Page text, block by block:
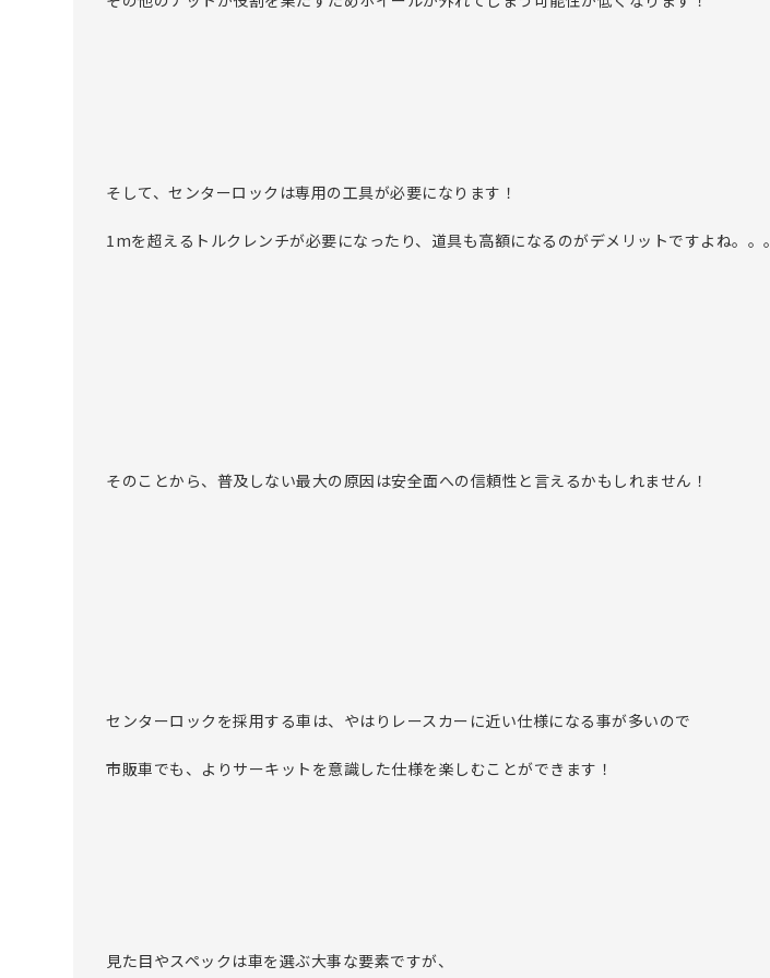
そして、センターロックは専用の工具が必要になります！
1mを超えるトルクレンチが必要になったり、道具も高額になるのがデメリットですよね。。。
そのことから、普及しない最大の原因は安全面への信頼性と言えるかもしれません！
センターロックを採用する車は、やはりレースカーに近い仕様になる事が多いので
市販車でも、よりサーキットを意識した仕様を楽しむことができます！
見た目やスペックは車を選ぶ大事な要素ですが、